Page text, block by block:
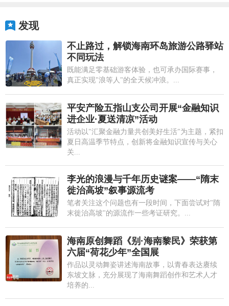
发现
不止路过，解锁海南环岛旅游公路驿站
不同玩法
既能满足零基础游客体验，也可承办国际赛事，
真正实现"浪等人"的全天候冲浪。...
平安产险五指山支公司开展“金融知识
进企业·夏送清凉”活动
活动以"汇聚金融力量共创美好生活"为主题，紧扣
夏日高温季节特点，创新将金融知识宣传与关心
关...
李光的浪漫与千年历史谜案——“隋末
徙治高坡”叙事源流考
笔者关注这个问题也有一段时间，下面尝试对"隋
末徙治高坡"的源流作一些考证研究。...
海南原创舞蹈《别·海南黎民》荣获第
六届“荷花少年”全国展
作品以灵动舞姿讲述海南故事，以青春表达赓续
东坡文脉，充分展现了海南舞蹈创作和艺术人才
培养的...